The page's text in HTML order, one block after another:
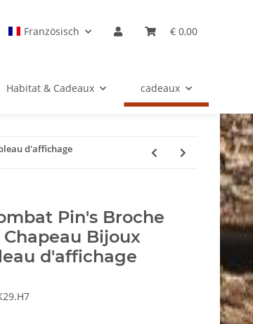
Französisch € 0,00
Habitat & Cadeaux cadeaux
d'affichage
Pin's Broche
Chapeau Bijoux
d'affichage